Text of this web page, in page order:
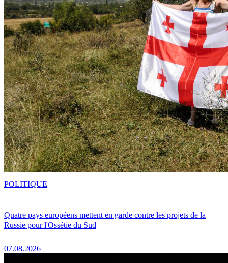
Quatre pays européens mettent en garde contre les projets de la
Russie pour l'Ossétie du Sud
07.08.2026
POLITIQUE